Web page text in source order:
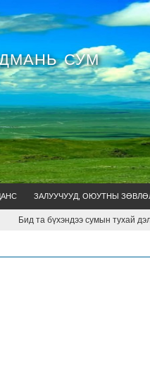
СУМ
ЗАЛУУЧУУД, ОЮУТНЫ
Бид та бүхэндээ сумын тухай